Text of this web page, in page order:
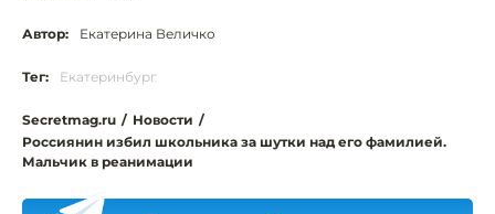
Автор: Екатерина Величко
Тег: Екатеринбург
Secretmag.ru / Новости /
Россиянин избил школьника за шутки над его фамилией.
Мальчик в реанимации